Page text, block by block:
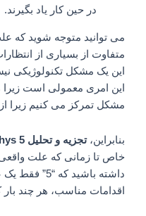
در حین کار یاد بگیرند.
می توانید متوجه شوید که
متفاوت از بسیاری از
این یک مشکل تکنولوژیکی
این امری معمولی است
مشکل تمرکز می کنیم زیرا
بنابراین،تجزیه و تحلیل 5 Whys
خاص تا زمانی که علت
داشته باشید
اقدامات مناسب، هر چند بار